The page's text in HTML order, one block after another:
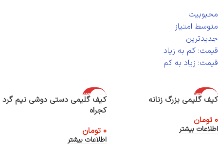
محبوبیت
متوسط امتیاز
جدیدترین
قیمت: کم به زیاد
قیمت: زیاد به کم
اتمام موجود
ی
کیف گلیمی بزرگ زنانه
0 تومان
اطلاعات بیشتر
اتمام موجود
ی
کیف گلیمی دستی دوشی نیم گرد
کجراه
0 تومان
اطلاعات بیشتر